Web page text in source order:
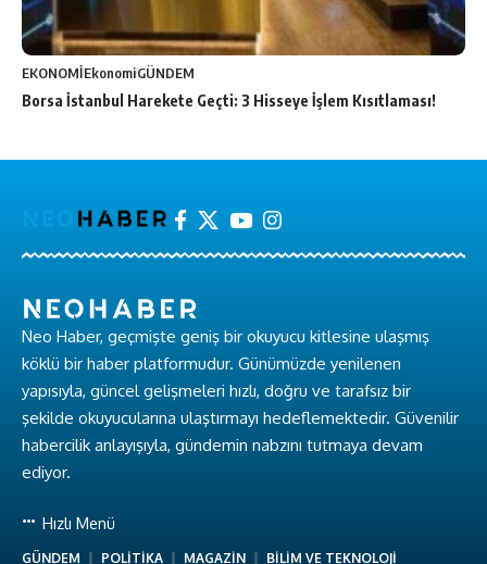
EKONOMİEkonomiGÜNDEM
Borsa İstanbul Harekete Geçti: 3 Hisseye İşlem Kısıtlaması!
Neo Haber, geçmişte geniş bir okuyucu kitlesine ulaşmış
köklü bir haber platformudur. Günümüzde yenilenen
yapısıyla, güncel gelişmeleri hızlı, doğru ve tarafsız bir
şekilde okuyucularına ulaştırmayı hedeflemektedir. Güvenilir
habercilik anlayışıyla, gündemin nabzını tutmaya devam
ediyor.
Hızlı Menü
GÜNDEM POLİTİKA MAGAZİN BİLİM VE TEKNOLOJİ